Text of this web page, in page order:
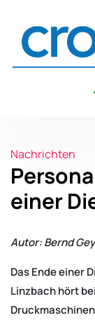
Nachrichten
einer
Autor: Bernd
Das Ende einer
Linzbach hört